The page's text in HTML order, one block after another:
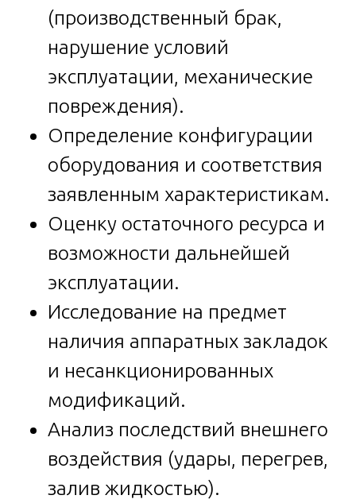
(производственный брак,
нарушение условий
эксплуатации, механические
повреждения).
Определение конфигурации
оборудования и соответствия
заявленным характеристикам.
Оценку остаточного ресурса и
возможности дальнейшей
эксплуатации.
Исследование на предмет
наличия аппаратных закладок
и несанкционированных
модификаций.
Анализ последствий внешнего
воздействия (удары, перегрев,
залив жидкостью).